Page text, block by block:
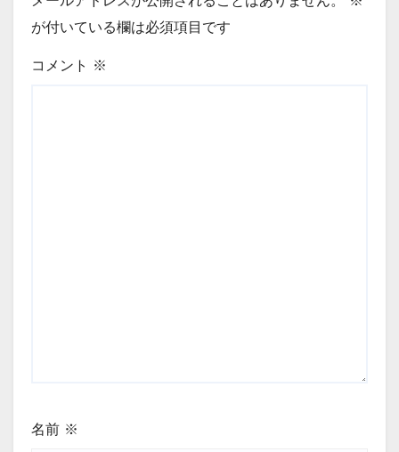
が付いている欄は必須項目です
コメント ※
名前 ※